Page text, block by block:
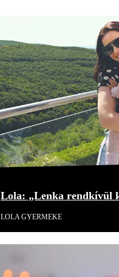
Lola: „Lenka rendkívül
LOLA GYERMEKE